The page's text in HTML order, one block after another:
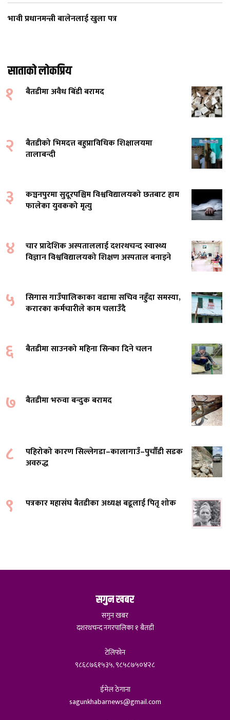
भावी प्रधानमन्त्री बालेनलाई खुला पत्र
साताको लोकप्रिय
१ बैतडीमा अवैध बिँडी बरामद
२
बैतडीको भिमदत्त बहुप्राविधिक शिक्षालयमा
तालाबन्दी
३
कञ्चनपुरमा सुदूरपश्चिम विश्वविद्यालयको छतबाट हाम
फालेका युवकको मृत्यु
४
चार प्रादेशिक अस्पताललाई दशरथचन्द स्वास्थ्य
विज्ञान विश्वविद्यालयको शिक्षण अस्पताल बनाइने
५
सिगास गाउँपालिकाका वडामा सचिव नहुँदा समस्या,
करारका कर्मचारीले काम चलाउँदै
६ बैतडीमा साउनको महिना सिन्का दिने चलन
७ बैतडीमा भरुवा बन्दुक बरामद
८
पहिरोको कारण सिल्लेगडा–कालागाउँ–पुर्चौंडी सडक
अवरुद्ध
९ पत्रकार महासंघ बैतडीका अध्यक्ष बडूलाई पितृ शोक
सगुन खबर
सगुन खबर
दशरथचन्द नगरपालिका १ बैतडी
टेलिफोन
९८६८७६१५३५, ९८५८७५०४२८
ईमेल ठेगाना
sagunkhabarnews@gmail.com